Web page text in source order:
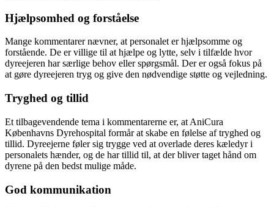
Hjælpsomhed og forståelse
Mange kommentarer nævner, at personalet er hjælpsomme og
forstående. De er villige til at hjælpe og lytte, selv i tilfælde hvor
dyreejeren har særlige behov eller spørgsmål. Der er også fokus på
at gøre dyreejeren tryg og give den nødvendige støtte og vejledning.
Tryghed og tillid
Et tilbagevendende tema i kommentarerne er, at AniCura
Københavns Dyrehospital formår at skabe en følelse af tryghed og
tillid. Dyreejerne føler sig trygge ved at overlade deres kæledyr i
personalets hænder, og de har tillid til, at der bliver taget hånd om
dyrene på den bedst mulige måde.
God kommunikation